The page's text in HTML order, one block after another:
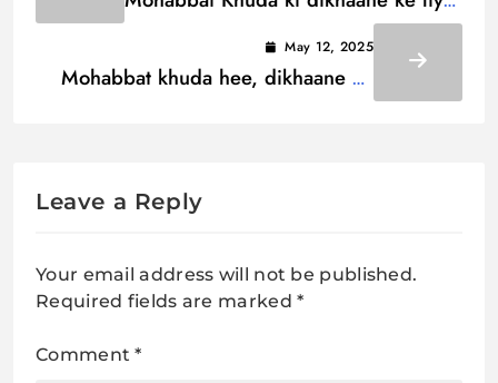
Lyrics / मुहब्बत ख़ुदा कि दिखाने के लिये
May 12, 2025
Mohabbat khuda hee, dikhaane ke
Leave a Reply
Your email address will not be published.
Required fields are marked*
Comment*